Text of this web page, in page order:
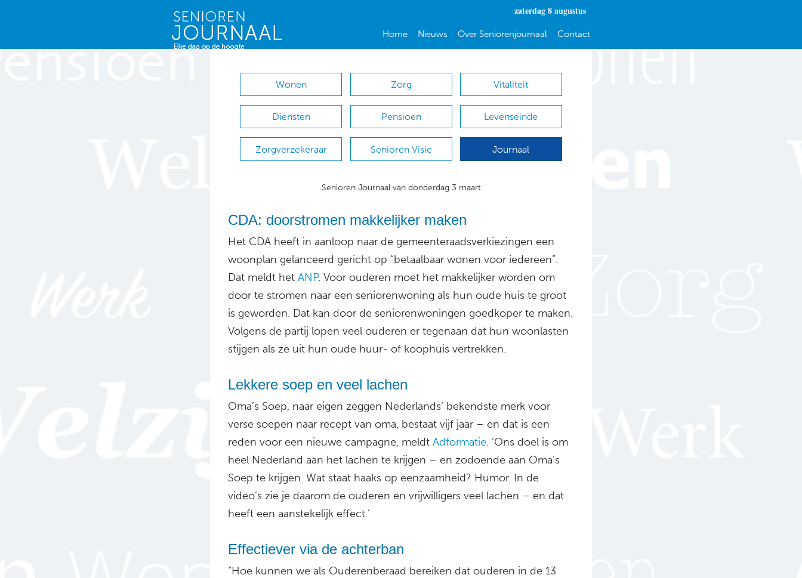
zaterdag 8 augustus
Home Nieuws Over Seniorenjournaal Contact
Wonen Zorg Vitaliteit
Diensten Pensioen Levenseinde
Zorgverzekeraar Senioren Visie Journaal
Senioren Journaal van donderdag 3 maart
CDA: doorstromen makkelijker maken
Het CDA heeft in aanloop naar de gemeenteraadsverkiezingen een
woonplan gelanceerd gericht op “betaalbaar wonen voor iedereen”.
Dat meldt het ANP. Voor ouderen moet het makkelijker worden om
door te stromen naar een seniorenwoning als hun oude huis te groot
is geworden. Dat kan door de seniorenwoningen goedkoper te maken.
Volgens de partij lopen veel ouderen er tegenaan dat hun woonlasten
stijgen als ze uit hun oude huur- of koophuis vertrekken.
Lekkere soep en veel lachen
Oma’s Soep, naar eigen zeggen Nederlands’ bekendste merk voor
verse soepen naar recept van oma, bestaat vijf jaar – en dat is een
reden voor een nieuwe campagne, meldt Adformatie. ‘Ons doel is om
heel Nederland aan het lachen te krijgen – en zodoende aan Oma’s
Soep te krijgen. Wat staat haaks op eenzaamheid? Humor. In de
video’s zie je daarom de ouderen en vrijwilligers veel lachen – en dat
heeft een aanstekelijk effect.’
Effectiever via de achterban
“Hoe kunnen we als Ouderenberaad bereiken dat ouderen in de 13